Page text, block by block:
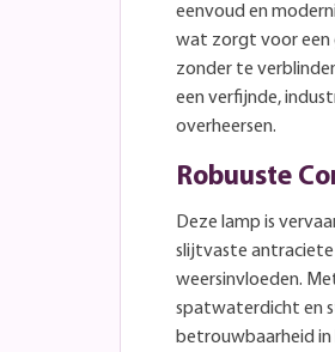
eenvoud en
wat zorgt voor een
zonder te
een verfijnde,
overheersen.
Robuuste
Deze lamp is
slijtvaste
weersinvloeden.
spatwaterdicht en
betrouwbaarheid